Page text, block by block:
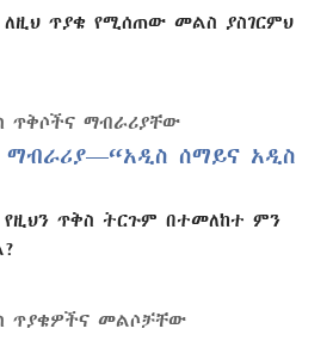
ጥያቄ የሚሰጠው መልስ ያስገርምህ
ጥቅሶችና ማብራሪያቸው
ማብራሪያ—“አዲስ ሰማይና አዲስ
ጥቅስ ትርጉም በተመለከተ ምን
ጥያቄዎችና መልሶቻቸው